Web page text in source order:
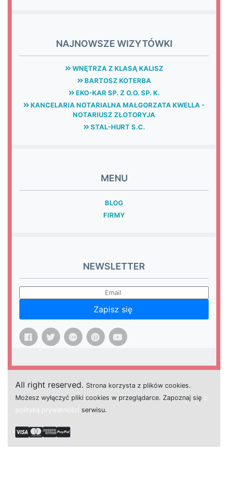
NAJNOWSZE WIZYTÓWKI
WNĘTRZA Z KLASĄ KALISZ
BARTOSZ KOTERBA
EKO-KAR SP. Z O.O. SP. K.
KANCELARIA NOTARIALNA MAŁGORZATA KWELLA -
NOTARIUSZ ZŁOTORYJA
STAL-HURT S.C.
MENU
BLOG
FIRMY
NEWSLETTER
Zapisz się
All right reserved. Strona korzysta z plików cookies.
Możesz wyłączyć pliki cookies w przeglądarce. Zapoznaj się z
polityką prywatności serwisu.